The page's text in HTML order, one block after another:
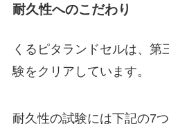
耐久性へのこだわり
くるピタランドセルは、第
験をクリアしています。
耐久性の試験には下記の7